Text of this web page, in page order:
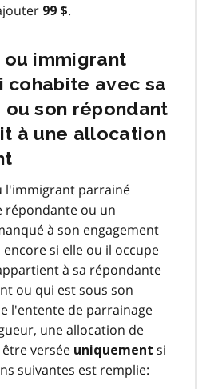
99 $.
immigrant
cohabite avec sa
son répondant
à une allocation
l'immigrant parrainé
répondante ou un
à son engagement
si elle ou il occupe
à sa répondante
ou qui est sous son
l'entente de parrainage
une allocation de
versée uniquement si
suivantes est remplie: